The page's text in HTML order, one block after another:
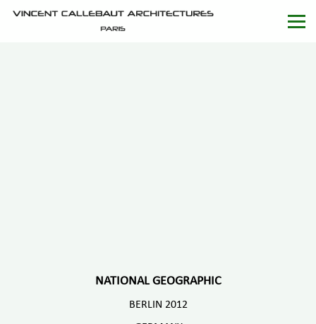
NATIONAL GEOGRAPHIC
BERLIN 2012